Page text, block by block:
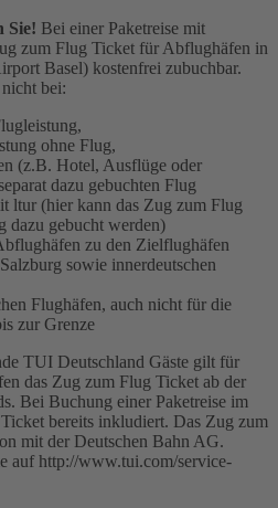
Sie! Bei einer Paketreise mit
zum Flug Ticket für Abflughäfen in
Basel) kostenfrei zubuchbar.
bei:
ohne Flug,
(z.B. Hotel, Ausflüge oder
dazu gebuchten Flug
ltur (hier kann das Zug zum Flug
dazu gebucht werden)
zu den Zielflughäfen
sowie innerdeutschen
Flughäfen, auch nicht für die
zur Grenze
TUI Deutschland Gäste gilt für
das Zug zum Flug Ticket ab der
Bei Buchung einer Paketreise im
bereits inkludiert. Das Zug zum
mit der Deutschen Bahn AG.
auf http://www.tui.com/service-